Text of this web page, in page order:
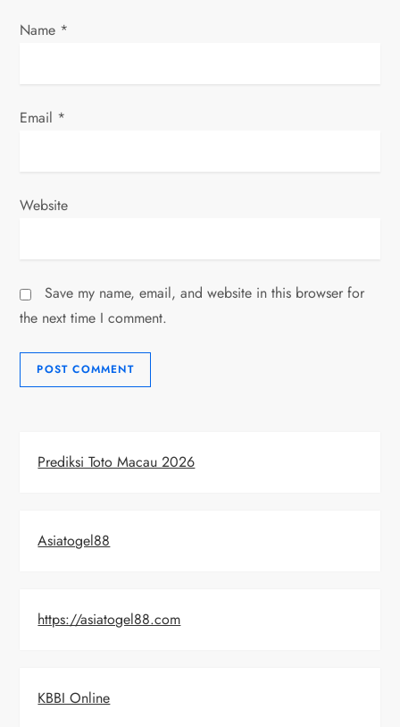
Name *
Email *
Website
Save my name, email, and website in this browser for
the next time I comment.
Prediksi Toto Macau 2026
Asiatogel88
https://asiatogel88.com
KBBI Online